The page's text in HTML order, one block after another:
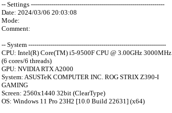
-- Settings ------------------------------------------------------------------
Date: 2024/03/06 20:03:08
Mode:
Comment:
-- System --------------------------------------------------------------------
CPU: Intel(R) Core(TM) i5-9500F CPU @ 3.00GHz 3000MHz
(6 cores/6 threads)
GPU: NVIDIA RTX A2000
System: ASUSTeK COMPUTER INC. ROG STRIX Z390-I
GAMING
Screen: 2560x1440 32bit (ClearType)
OS: Windows 11 Pro 23H2 [10.0 Build 22631] (x64)